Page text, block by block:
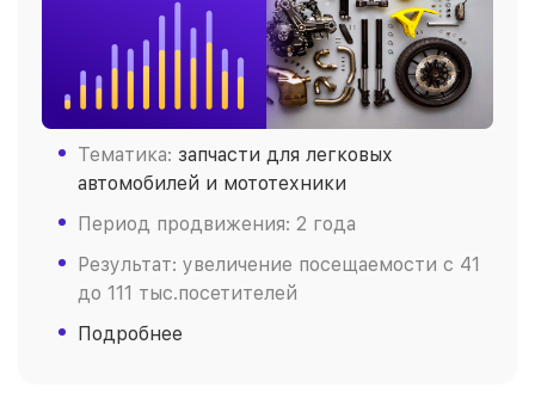
Тематика: запчасти для легковых
автомобилей и мототехники
Период продвижения: 2 года
Результат: увеличение посещаемости с 41
до 111 тыс.посетителей
Подробнее